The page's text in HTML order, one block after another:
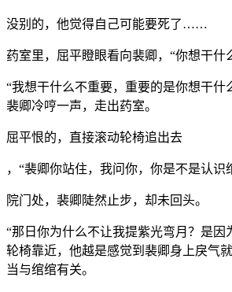
没别的，他觉得自己可能要死了……
药室里，屈平瞪眼看向裴卿，“你想干什
“我想干什么不重要，重要的是你想干什
裴卿冷哼一声，走出药室。
屈平恨的，直接滚动轮椅追出去
，“裴卿你站住，我问你，你是不是认识
院门处，裴卿陡然止步，却未回头。
“那日你为什么不让我提紫光弯月？是因
轮椅靠近，他越是感觉到裴卿身上戾气
当与绾绾有关。